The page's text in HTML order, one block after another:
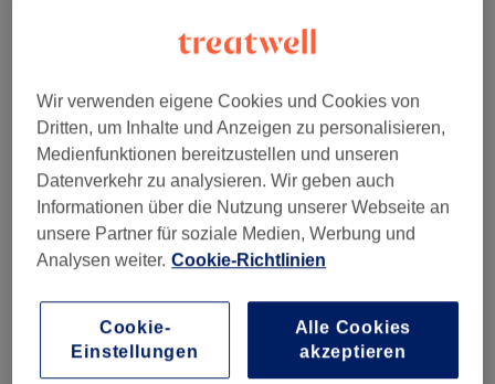
Finde die besten Salons in deiner Nähe
Auf Treatwell finden
Mehr Salons anzeigen
Wir verwenden eigene Cookies und Cookies von
Dritten, um Inhalte und Anzeigen zu personalisieren,
Medienfunktionen bereitzustellen und unseren
Datenverkehr zu analysieren. Wir geben auch
Informationen über die Nutzung unserer Webseite an
unsere Partner für soziale Medien, Werbung und
Analysen weiter. Cookie-Richtlinien
Cookie-
Einstellungen
Alle Cookies
akzeptieren